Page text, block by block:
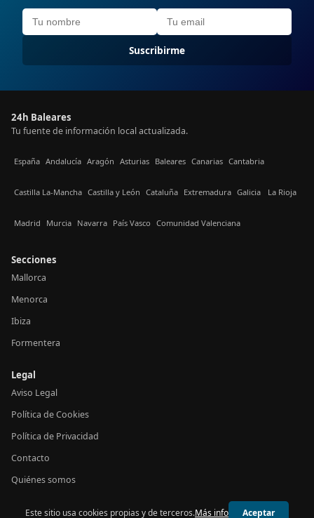
Suscribirme
24h Baleares
Tu fuente de información local actualizada.
España Andalucía Aragón Asturias Baleares Canarias Cantabria
Castilla La-Mancha Castilla y León Cataluña Extremadura Galicia La Rioja
Madrid Murcia Navarra País Vasco Comunidad Valenciana
Secciones
Mallorca
Menorca
Ibiza
Formentera
Legal
Aviso Legal
Política de Cookies
Política de Privacidad
Contacto
Quiénes somos
Este sitio usa cookies propias y de terceros.Más info Aceptar